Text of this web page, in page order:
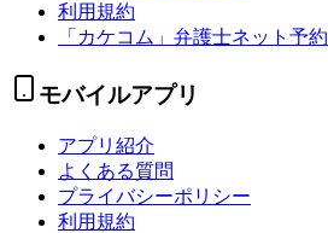
利用規約
「カケコム」弁護士ネット予約
モバイルアプリ
アプリ紹介
よくある質問
プライバシーポリシー
利用規約